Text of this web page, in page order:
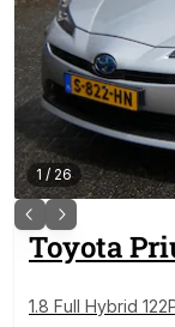
1 / 26
Toyota
1.8 Full Hybrid